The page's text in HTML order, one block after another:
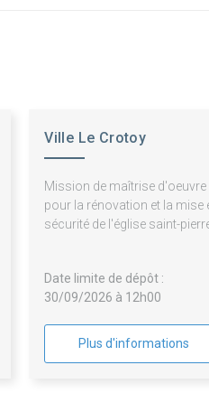
Ville Le Crotoy
Mission de maîtrise d'oeuvre
pour la rénovation et la mise
sécurité de l'église saint-
Date limite de dépôt :
30/09/2026 à 12h00
Plus d'informations